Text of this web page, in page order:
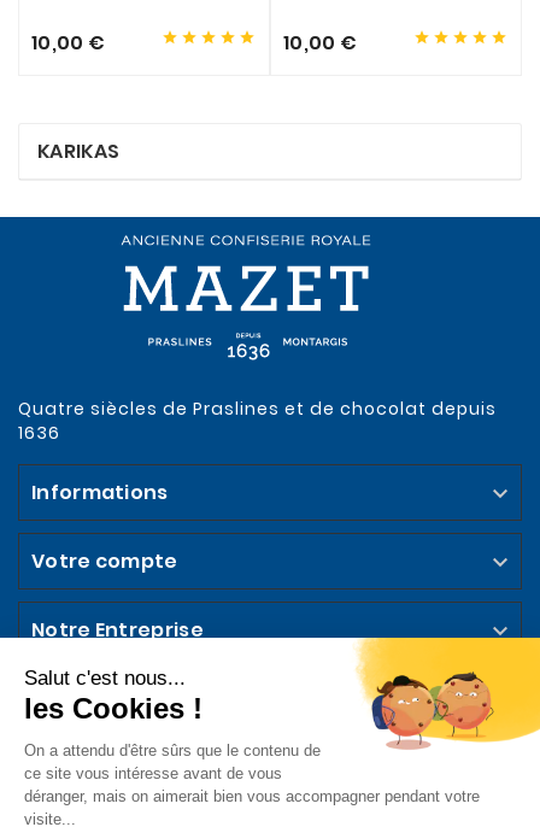
10,00 €      10,00 €     
KARIKAS
Quatre siècles de Praslines et de chocolat depuis
1636
Informations 
Votre compte 
Notre Entreprise 
Abonnez-vous à la Newsletter